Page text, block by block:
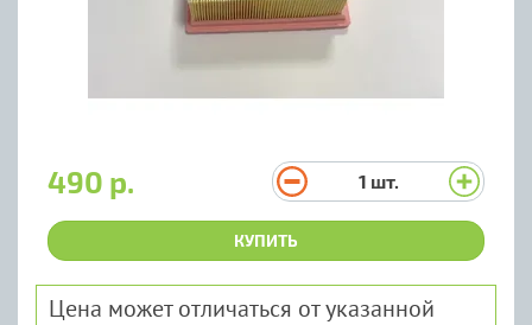
490 р. 1 шт.
КУПИТЬ
Цена может отличаться от указанной